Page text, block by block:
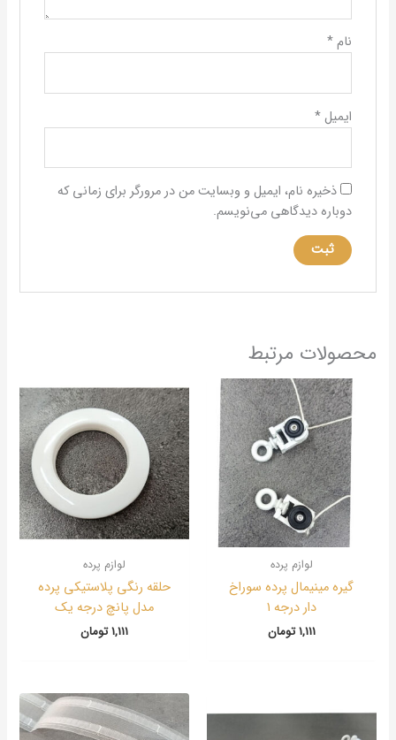
نام*
ایمیل*
ذخیره نام، ایمیل و وبسایت من در مرورگر برای زمانی که
دوباره دیدگاهی می‌نویسم.
محصولات مرتبط
لوازم پرده
گیره مینیمال پرده سوراخ
دار درجه ۱
1,111 تومان
لوازم پرده
حلقه رنگی پلاستیکی پرده
مدل پانچ درجه یک
1,111تومان